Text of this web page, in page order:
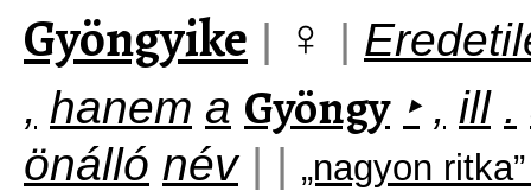
Gyöngyike | ♀ |
, hanem a Gyöngy ‣ , ill .
önálló név | | „nagyon